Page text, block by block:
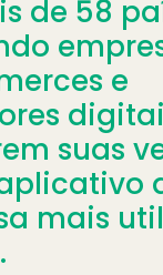
de 58
e
suas
mais